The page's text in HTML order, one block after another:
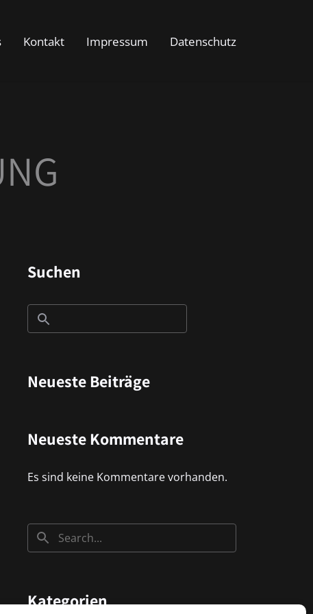
Kontakt Impressum Datenschutz
Suchen
Neueste Beiträge
Neueste Kommentare
Es sind keine Kommentare vorhanden.
Kategorien